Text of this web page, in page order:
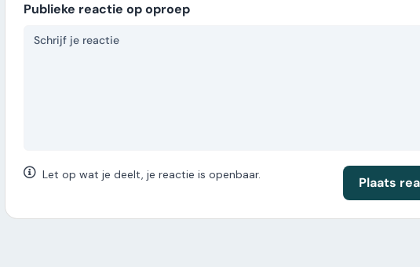
Publieke reactie op oproep
Let op wat je deelt, je reactie is openbaar. Plaats